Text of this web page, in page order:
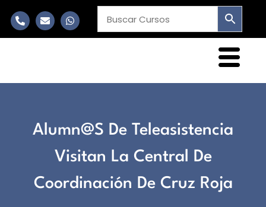
Alumn@s De Teleasistencia
Visitan La Central De
Coordinación De Cruz Roja